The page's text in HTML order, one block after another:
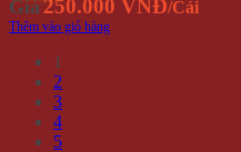
Giá250.000 VNĐ/Cái
Thêm vào giỏ hàng
1
2
3
4
5